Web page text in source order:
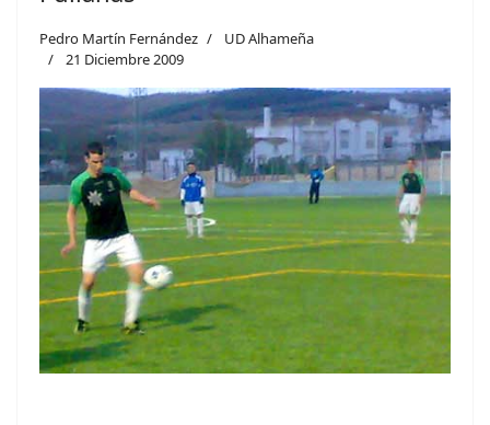
Pedro Martín Fernández
UD Alhameña
21 Diciembre 2009